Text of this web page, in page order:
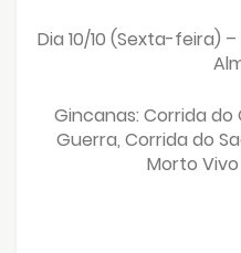
Dia 10/10 (Sexta-feira)
Gincanas: Corrida do
Guerra, Corrida do
Morto